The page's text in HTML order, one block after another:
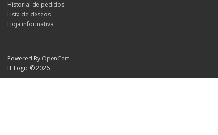
Historial de pedidos
Lista de deseos
Hoja informativa
Powered By OpenCart
IT Logic © 2026